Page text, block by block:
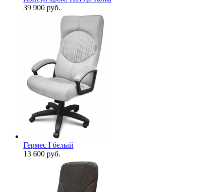
39 900 руб.
Гермес I белый
13 600 руб.